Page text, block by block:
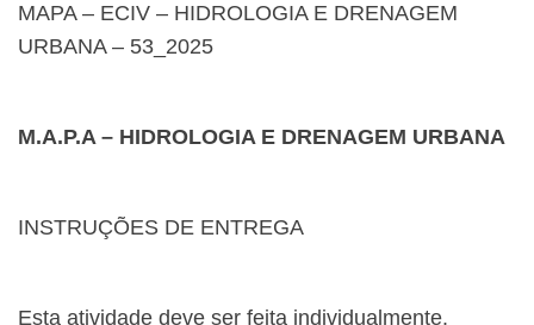
MAPA – ECIV – HIDROLOGIA E DRENAGEM
URBANA – 53_2025
M.A.P.A – HIDROLOGIA E DRENAGEM URBANA
INSTRUÇÕES DE ENTREGA
Esta atividade deve ser feita individualmente.